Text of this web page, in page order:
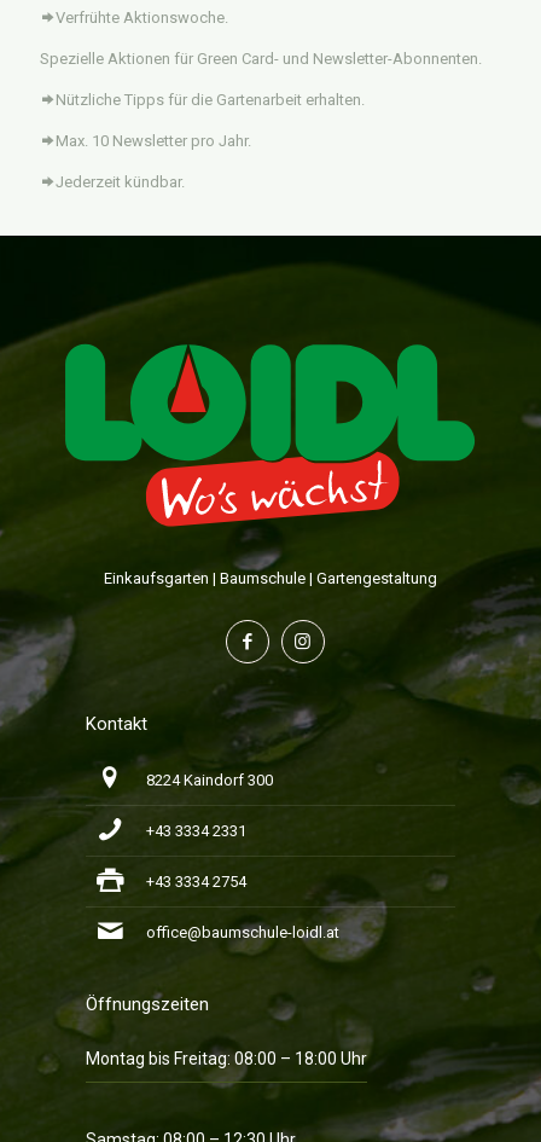
Verfrühte Aktionswoche.
Spezielle Aktionen für Green Card- und Newsletter-Abonnenten.
Nützliche Tipps für die Gartenarbeit erhalten.
Max. 10 Newsletter pro Jahr.
Jederzeit kündbar.
Einkaufsgarten | Baumschule | Gartengestaltung
Kontakt
8224 Kaindorf 300
+43 3334 2331
+43 3334 2754
office@baumschule-loidl.at
Öffnungszeiten
Montag bis Freitag: 08:00 – 18:00 Uhr